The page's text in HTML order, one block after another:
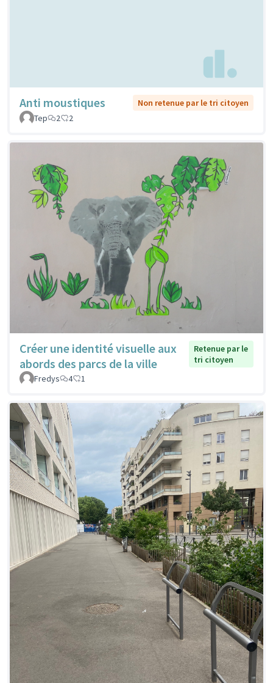
Anti moustiques
Non retenue par le tri citoyen
Tep
2 2
Créer une identité visuelle aux
abords des parcs de la ville
Retenue par le
tri citoyen
Fredys
4 1